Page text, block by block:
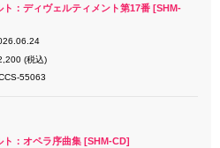
ト：ディヴェルティメント第17番 [SHM-
(税込)
55063
ト：オペラ序曲集 [SHM-CD]